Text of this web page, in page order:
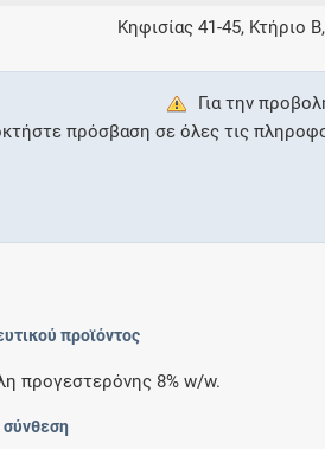
Μάθετε
Κηφισίας 41-45, Κτήριο
Για την
πρόσβαση σε όλες τις
προϊόντος
προγεστερόνης 8% w/w.
σύνθεση